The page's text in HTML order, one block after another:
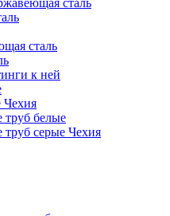
сталь
к ней
Чехия
белые
серые Чехия